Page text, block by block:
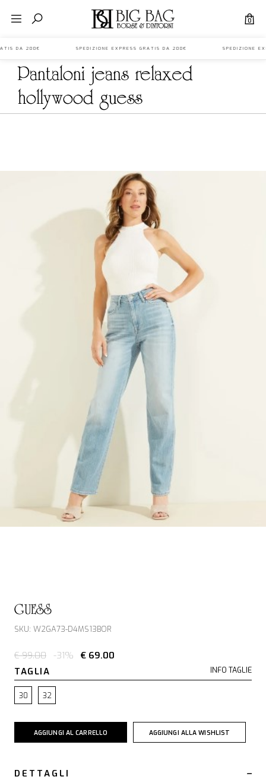
0
GRATIS DA 200€ SPEDIZIONE EXPRESS GRATIS DA 200€
pantaloni jeans relaxed
hollywood guess
GUESS
SKU: W2GA73-D4MS13BOR
€ 99.00 -31%
€ 69.00
TAGLIA
INFO TAGLIE
30 32
AGGIUNGI AL CARRELLO AGGIUNGI ALLA WISHLIST
DETTAGLI